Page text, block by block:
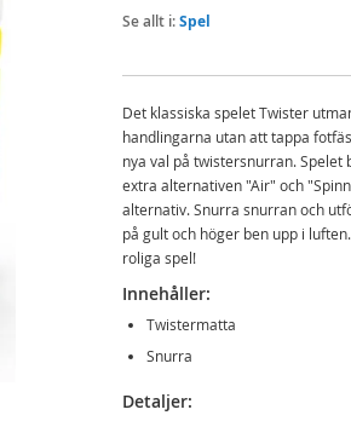
Se allt i:Spel
Det klassiska spelet Twister
handlingarna utan att tappa
nya val på twistersnurran.
extra alternativen "Air" och
alternativ. Snurra snurran och
på gult och höger ben upp i
roliga spel!
Innehåller:
Twistermatta
Snurra
Detaljer: